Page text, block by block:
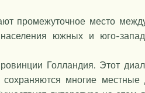
промежуточное место
южных и юго-
Голландия. Этот
многие местные